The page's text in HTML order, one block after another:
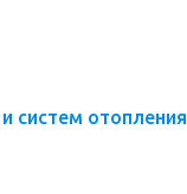
систем отопления